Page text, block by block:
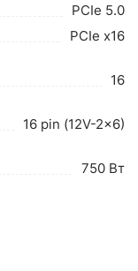
PCIe 5.0
PCIe x16
16
16 pin (12V-2x6)
750 Вт